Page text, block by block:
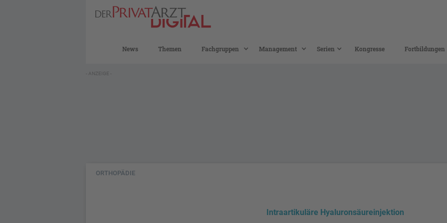
News Themen Fachgruppen Management Serien Kongresse Fortbildungen
- ANZEIGE -
ORTHOPÄDIE
Intraartikuläre Hyaluronsäureinjektion